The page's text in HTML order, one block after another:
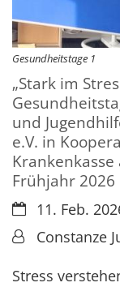
Gesundheitstage 1
„Stark im
und
e.V. in
Frühjahr
Datum:11. Feb.
Von:Constanze
Stress